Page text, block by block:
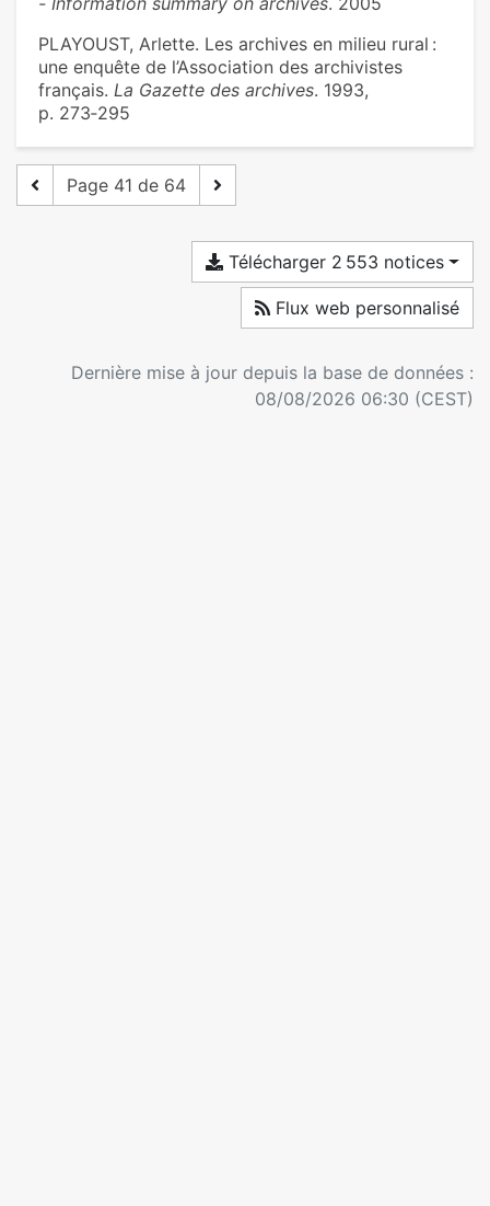
PLAYOUST, Arlette. Les archives en milieu rural :
une enquête de l’Association des archivistes
français. La Gazette des archives. 1993,
p. 273‑295
Page 41 de 64
Télécharger 2 553 notices
Flux web personnalisé
Dernière mise à jour depuis la base de données :
08/08/2026 06:30 (CEST)